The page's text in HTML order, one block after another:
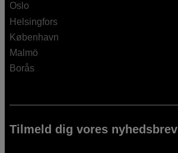
Oslo
Helsingfors
København
Malmö
Borås
Tilmeld dig vores nyhedsbrev